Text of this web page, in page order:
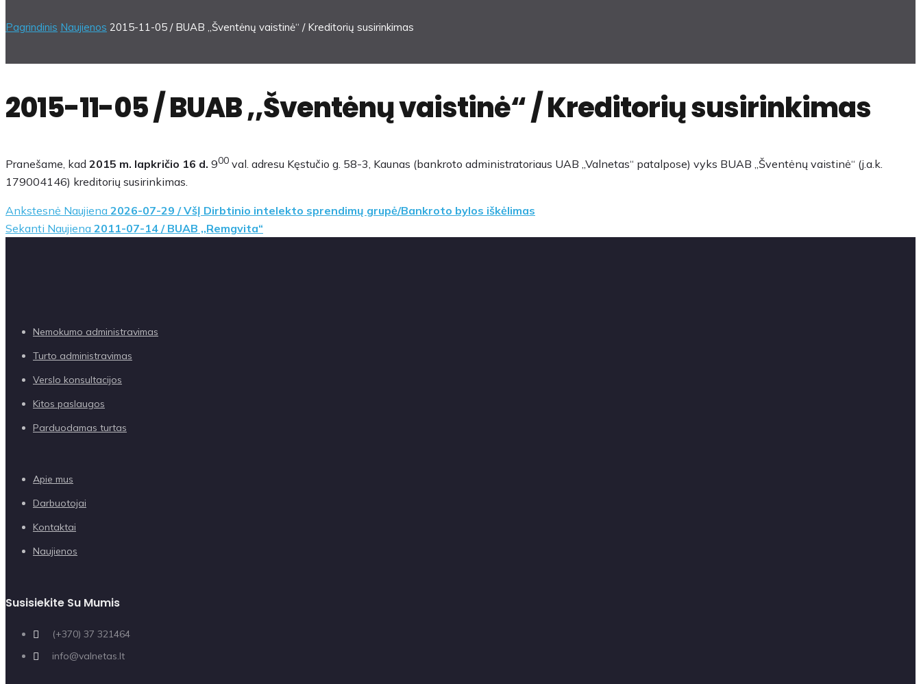
Pagrindinis Naujienos 2015-11-05 / BUAB ,,Šventėnų vaistinė“ / Kreditorių susirinkimas
2015-11-05 / BUAB ,,Šventėnų vaistinė“ / Kreditorių susirinkimas
Pranešame, kad 2015 m. lapkričio 16 d. 900 val. adresu Kęstučio g. 58-3, Kaunas (bankroto administratoriaus UAB „Valnetas“ patalpose) vyks BUAB ,,Šventėnų vaistinė“ (j.a.k.
179004146) kreditorių susirinkimas.
Ankstesnė Naujiena 2026-07-29 / VšĮ Dirbtinio intelekto sprendimų grupė/Bankroto bylos iškėlimas
Sekanti Naujiena 2011-07-14 / BUAB ,,Remgvita“
Nemokumo administravimas
Turto administravimas
Verslo konsultacijos
Kitos paslaugos
Parduodamas turtas
Apie mus
Darbuotojai
Kontaktai
Naujienos
Susisiekite Su Mumis
(+370) 37 321464
info@valnetas.lt